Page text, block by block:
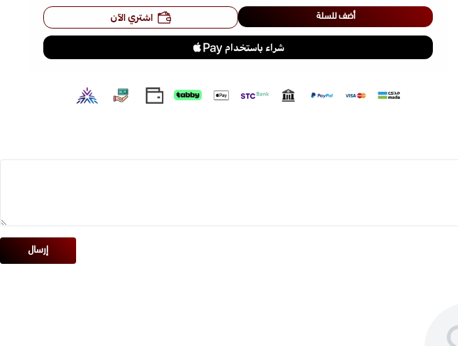
طريقة الاستخدام
أضف كمية مناسبة من خلطة قهوة أصل الكيف إلى قهوتك المفضلة
امزج المكونات جيدًا لتحصل على طعم غني ومميز
أضف للسلة اشتري الآن
إرسال